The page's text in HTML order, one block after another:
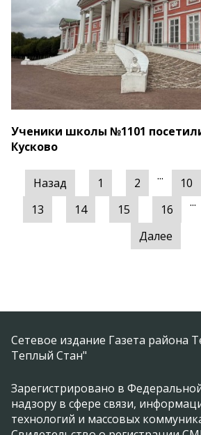
Ученики школы №1101
Кусково
Назад 1 2 ... 10
13
14 15 16 ...
Далее
Сетевое издание Газета района
Теплый Стан"
Зарегистрировано в
надзору в сфере связи,
технологий и массовых